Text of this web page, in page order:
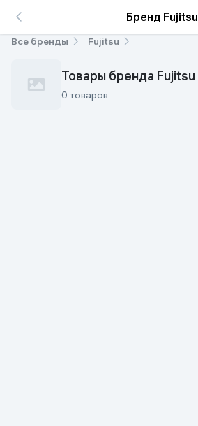
Бренд Fujitsu
Все бренды Fujitsu
Товары бренда Fujitsu
0 товаров